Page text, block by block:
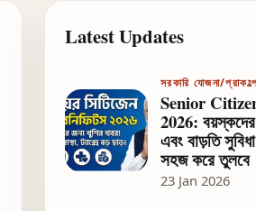
Latest Updates
সরকারি যোজনা/
Senior
2026:
এবং বাড়তি
সহজ করে তুলবে
23 Jan 2026